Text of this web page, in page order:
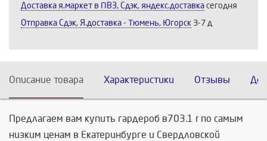
Доставка я.маркет в ПВЗ, Сдэк, яндекс.доставка сегодня
Отправка Сдэк, Я.доставка - Тюмень, Югорск 3-7 д
Описание товара Характеристики Отзывы
Предлагаем вам купить гардероб в703.1 r по самым
низким ценам в Екатеринбурге и Свердловской